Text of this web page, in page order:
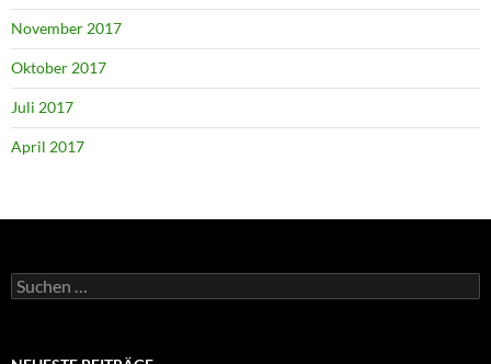
November 2017
Oktober 2017
Juli 2017
April 2017
Suchen
nach: